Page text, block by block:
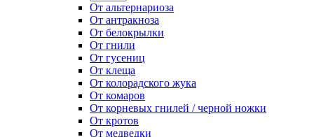
От альтернариоза
От антракноза
От белокрылки
От гнили
От гусениц
От клеща
От колорадского жука
От комаров
От корневых гнилей / черной ножки
От кротов
От медведки